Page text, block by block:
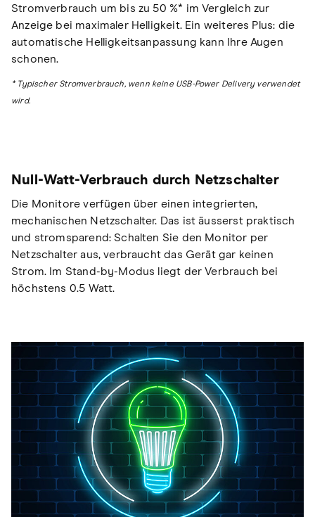
Stromverbrauch um bis zu 50 %* im Vergleich zur
Anzeige bei maximaler Helligkeit. Ein weiteres Plus: die
automatische Helligkeitsanpassung kann Ihre Augen
schonen.
* Typischer Stromverbrauch, wenn keine USB-Power Delivery verwendet
wird.
Null-Watt-Verbrauch durch Netzschalter
Die Monitore verfügen über einen integrierten,
mechanischen Netzschalter. Das ist äusserst praktisch
und stromsparend: Schalten Sie den Monitor per
Netzschalter aus, verbraucht das Gerät gar keinen
Strom. Im Stand-by-Modus liegt der Verbrauch bei
höchstens 0.5 Watt.